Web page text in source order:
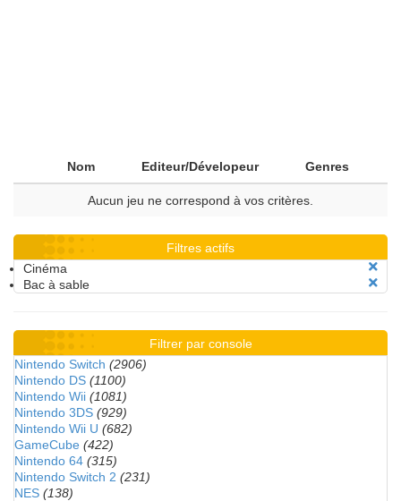
Nom Editeur/Dévelopeur Genres
Aucun jeu ne correspond à vos critères.
Filtres actifs
Cinéma
Bac à sable
Filtrer par console
Nintendo Switch (2906)
Nintendo DS (1100)
Nintendo Wii (1081)
Nintendo 3DS (929)
Nintendo Wii U (682)
GameCube (422)
Nintendo 64 (315)
Nintendo Switch 2 (231)
NES (138)